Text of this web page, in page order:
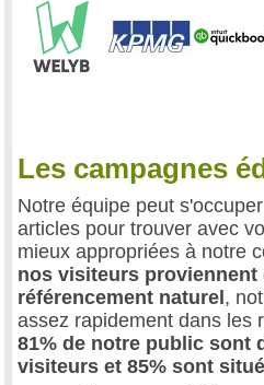
Les campagnes
Notre équipe peut
articles pour trouver avec
mieux appropriées à notre
nos visiteurs proviennent
référencement naturel,
assez rapidement dans les
81% de notre public sont
visiteurs et 85% sont